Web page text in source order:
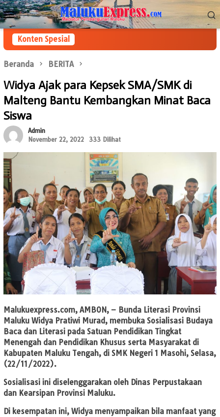
Loncat
ke
konten
Menu
Mobile
Konten Spesial
Beranda BERITA
Widya Ajak para Kepsek SMA/SMK di
Malteng Bantu Kembangkan Minat Baca
Siswa
Admin
November 22, 2022
333 Dilihat
Malukuexpress.com, AMBON, – Bunda Literasi Provinsi
Maluku Widya Pratiwi Murad, membuka Sosialisasi Budaya
Baca dan Literasi pada Satuan Pendidikan Tingkat
Menengah dan Pendidikan Khusus serta Masyarakat di
Kabupaten Maluku Tengah, di SMK Negeri 1 Masohi, Selasa,
(22/11/2022).
Sosialisasi ini diselenggarakan oleh Dinas Perpustakaan
dan Kearsipan Provinsi Maluku.
Di kesempatan ini, Widya menyampaikan bila manfaat yang